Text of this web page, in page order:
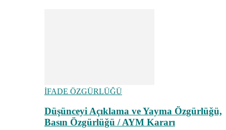
İFADE ÖZGÜRLÜĞÜ
Düşünceyi Açıklama ve Yayma Özgürlüğü,
Basın Özgürlüğü / AYM Kararı